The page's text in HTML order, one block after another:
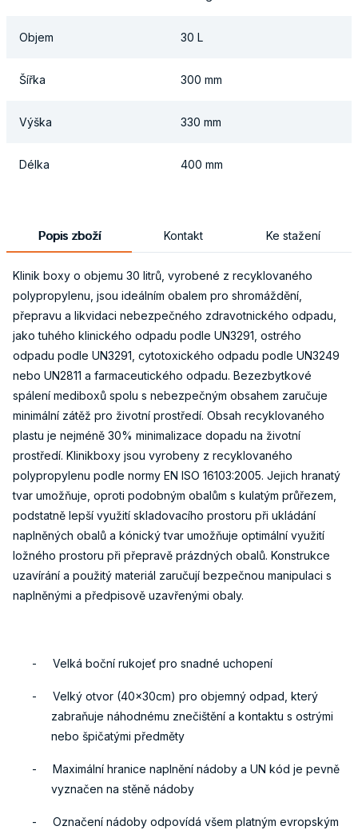
Objem 30 L
Šířka 300 mm
Výška 330 mm
Délka 400 mm
Popis zboží Kontakt Ke stažení
Klinik boxy o objemu 30 litrů, vyrobené z recyklovaného
polypropylenu, jsou ideálním obalem pro shromáždění,
přepravu a likvidaci nebezpečného zdravotnického odpadu,
jako tuhého klinického odpadu podle UN3291, ostrého
odpadu podle UN3291, cytotoxického odpadu podle UN3249
nebo UN2811 a farmaceutického odpadu. Bezezbytkové
spálení mediboxů spolu s nebezpečným obsahem zaručuje
minimální zátěž pro životní prostředí. Obsah recyklovaného
plastu je nejméně 30% minimalizace dopadu na životní
prostředí. Klinikboxy jsou vyrobeny z recyklovaného
polypropylenu podle normy EN ISO 16103:2005. Jejich hranatý
tvar umožňuje, oproti podobným obalům s kulatým průřezem,
podstatně lepší využití skladovacího prostoru při ukládání
naplněných obalů a kónický tvar umožňuje optimální využití
ložného prostoru při přepravě prázdných obalů. Konstrukce
uzavírání a použitý materiál zaručují bezpečnou manipulaci s
naplněnými a předpisově uzavřenými obaly.
- Velká boční rukojeť pro snadné uchopení
-
Velký otvor (40x30cm) pro objemný odpad, který
zabraňuje náhodnému znečištění a kontaktu s ostrými
nebo špičatými předměty
-
Maximální hranice naplnění nádoby a UN kód je pevně
vyznačen na stěně nádoby
-
Označení nádoby odpovídá všem platným evropským